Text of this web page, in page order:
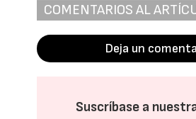
COMENTARIOS AL
Deja un
Suscríbase a